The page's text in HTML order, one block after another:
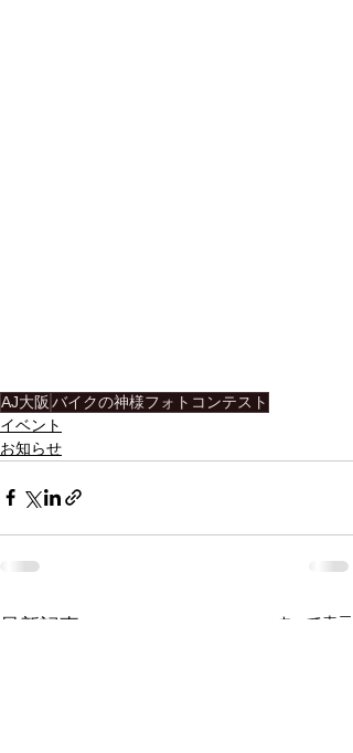
AJ大阪 バイクの神様フォトコンテスト
イベント
お知らせ
最新記事 すべて表示